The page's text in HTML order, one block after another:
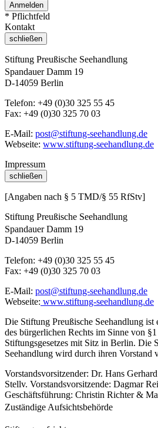
* Pflichtfeld
Kontakt
schließen
Stiftung Preußische Seehandlung
Spandauer Damm 19
D-14059 Berlin
Telefon: +49 (0)30 325 55 45
Fax: +49 (0)30 325 70 03
E-Mail: post@stiftung-seehandlung.de
Webseite: www.stiftung-seehandlung.de
Impressum
schließen
[Angaben nach § 5 TMD/§ 55 RfStv]
Stiftung Preußische Seehandlung
Spandauer Damm 19
D-14059 Berlin
Telefon: +49 (0)30 325 55 45
Fax: +49 (0)30 325 70 03
E-Mail: post@stiftung-seehandlung.de
Webseite: www.stiftung-seehandlung.de
Die Stiftung Preußische Seehandlung ist
des bürgerlichen Rechts im Sinne von
Stiftungsgesetzes mit Sitz in Berlin. Die
Seehandlung wird durch ihren Vorstand
Vorstandsvorsitzender: Dr. Hans
Stellv. Vorstandsvorsitzende: Dagmar
Geschäftsführung: Christin Richter &
Zuständige Aufsichtsbehörde